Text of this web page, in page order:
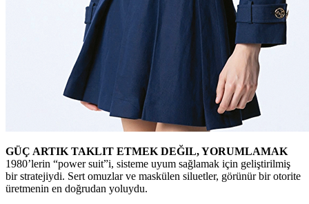
GÜÇ ARTIK TAKLIT ETMEK DEĞIL, YORUMLAMAK
1980’lerin “power suit”i, sisteme uyum sağlamak için geliştirilmiş
bir stratejiydi. Sert omuzlar ve maskülen siluetler, görünür bir otorite
üretmenin en doğrudan yoluydu.